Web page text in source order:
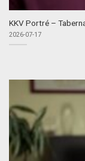
KKV Portré –
2026-07-17